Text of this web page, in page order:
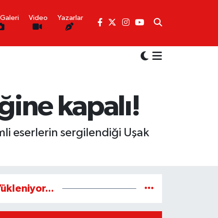
Video Yazarlar
kapalı!
eserlerin sergilendiği Uşak